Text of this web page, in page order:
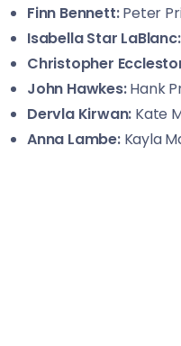
Finn Bennett:Peter
Isabella Star LaBlanc:
Christopher
John Hawkes:Hank
Dervla Kirwan: Kate
Anna Lambe:Kayla